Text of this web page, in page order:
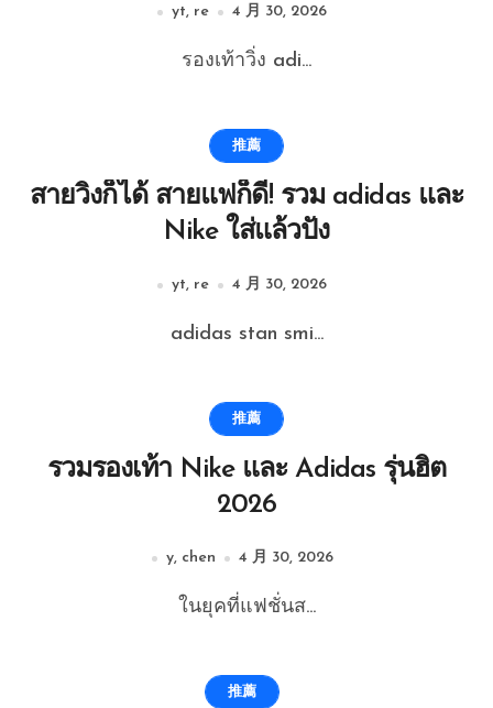
yt, re 4 月 30, 2026
รองเท้าวิ่ง adi...
推薦
สายวิ่งก็ได้ สายแฟก็ดี! รวม adidas และ
Nike ใส่แล้วปัง
yt, re 4 月 30, 2026
adidas stan smi...
推薦
รวมรองเท้า Nike และ Adidas รุ่นฮิต
2026
y, chen 4 月 30, 2026
ในยุคที่แฟชั่นส...
推薦